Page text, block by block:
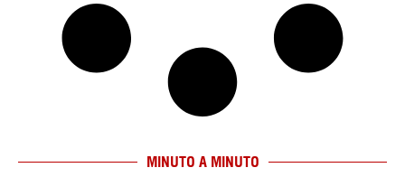
MINUTO A MINUTO